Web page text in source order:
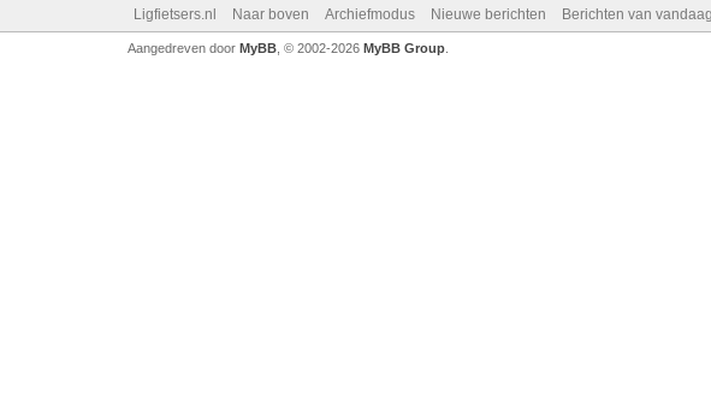
Ligfietsers.nl Naar boven Archiefmodus Nieuwe berichten Berichten van vandaag
Aangedreven door MyBB, © 2002-2026 MyBB Group.